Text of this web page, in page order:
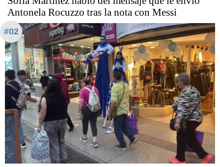
Antonela Rocuzzo tras la nota con Messi
#02